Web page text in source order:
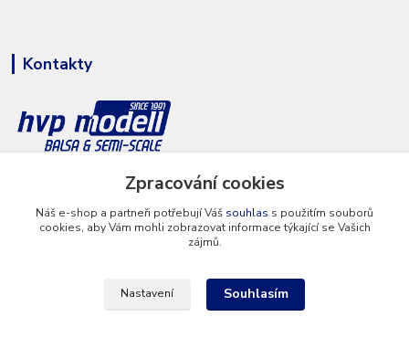
Kontakty
+420 777 286 674
info@hvp-modell.cz
Zpracování cookies
Náš e-shop a partneři potřebují Váš souhlas s použitím souborů
cookies, aby Vám mohli zobrazovat informace týkající se Vašich
zájmů.
Nastavení Souhlasím